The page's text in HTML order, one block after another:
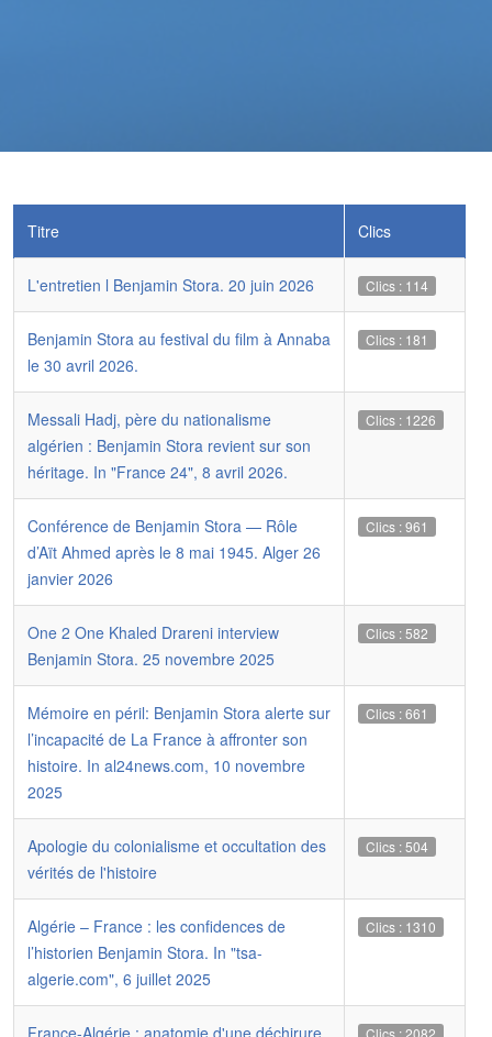
Titre Clics
L'entretien l Benjamin Stora. 20 juin 2026 Clics : 114
Benjamin Stora au festival du film à Annaba
le 30 avril 2026.
Clics : 181
Messali Hadj, père du nationalisme
algérien : Benjamin Stora revient sur son
héritage. In "France 24", 8 avril 2026.
Clics : 1226
Conférence de Benjamin Stora — Rôle
d’Aït Ahmed après le 8 mai 1945. Alger 26
janvier 2026
Clics : 961
One 2 One Khaled Drareni interview
Benjamin Stora. 25 novembre 2025
Clics : 582
Mémoire en péril: Benjamin Stora alerte sur
l’incapacité de La France à affronter son
histoire. In al24news.com, 10 novembre
2025
Clics : 661
Apologie du colonialisme et occultation des
vérités de l'histoire
Clics : 504
Algérie – France : les confidences de
l’historien Benjamin Stora. In "tsa-
algerie.com", 6 juillet 2025
Clics : 1310
France-Algérie : anatomie d'une déchirure.
Clics : 2082